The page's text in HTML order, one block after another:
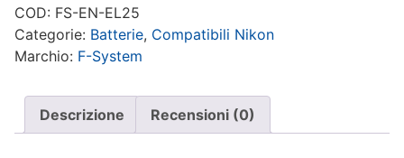
EN-
EL
25
1200mAh
quantità
COD: FS-EN-EL25
Categorie: Batterie, Compatibili Nikon
Marchio: F-System
Descrizione Recensioni (0)